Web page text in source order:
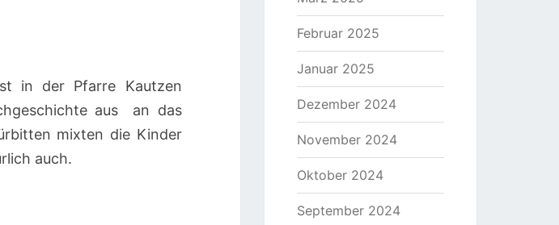
in der Pfarre Kautzen
aus an das
mixten die Kinder
auch.
Februar 2025
Januar 2025
Dezember 2024
November 2024
Oktober 2024
September 2024